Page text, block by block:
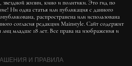
жизни, кино и политики. Это гид по
Ни одна статья или публикация с данного
распространена или использована
согласия редакции Mainstyle. Сайт содержит
младше 18 лет. Все права на изображения и
И ПРАВИЛА